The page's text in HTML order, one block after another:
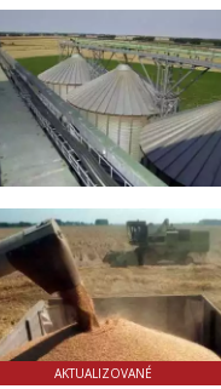
AKTUALIZOVANÉ